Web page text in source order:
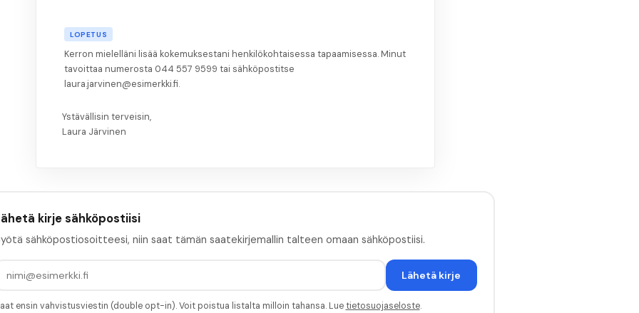
LOPETUS
Kerron mielelläni lisää kokemuksestani henkilökohtaisessa tapaamisessa. Minut
tavoittaa numerosta 044 557 9599 tai sähköpostitse
laura.jarvinen@esimerkki.fi.
Ystävällisin terveisin,
Laura Järvinen
kirje sähköpostiisi
sähköpostiosoitteesi, niin saat tämän saatekirjemallin talteen omaan sähköpostiisi.
Lähetä kirje
ensin vahvistusviestin (double opt-in). Voit poistua listalta milloin tahansa. Luetietosuojaseloste.